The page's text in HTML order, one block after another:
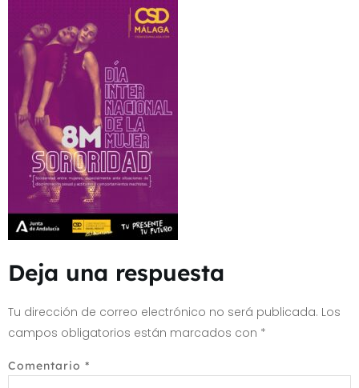
Deja una respuesta
Tu dirección de correo electrónico no será publicada. Los
campos obligatorios están marcados con *
Comentario *